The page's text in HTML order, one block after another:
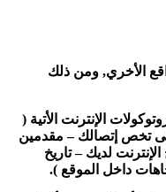
الأخري, ومن ذلك
الإنترنت الأتية (
تخص إتصالك – مقدمين
لديك – تاريخ
داخل الموقع ).